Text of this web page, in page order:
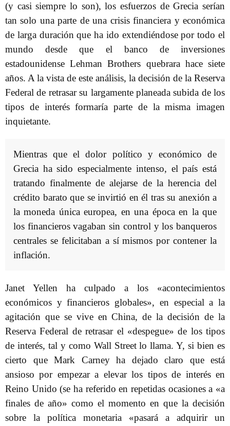
(y casi siempre lo son), los esfuerzos de Grecia serían
tan solo una parte de una crisis financiera y económica
de larga duración que ha ido extendiéndose por todo el
mundo desde que el banco de inversiones
estadounidense Lehman Brothers quebrara hace siete
años. A la vista de este análisis, la decisión de la Reserva
Federal de retrasar su largamente planeada subida de los
tipos de interés formaría parte de la misma imagen
inquietante.
Mientras que el dolor político y económico de
Grecia ha sido especialmente intenso, el país está
tratando finalmente de alejarse de la herencia del
crédito barato que se invirtió en él tras su anexión a
la moneda única europea, en una época en la que
los financieros vagaban sin control y los banqueros
centrales se felicitaban a sí mismos por contener la
inflación.
Janet Yellen ha culpado a los «acontecimientos
económicos y financieros globales», en especial a la
agitación que se vive en China, de la decisión de la
Reserva Federal de retrasar el «despegue» de los tipos
de interés, tal y como Wall Street lo llama. Y, si bien es
cierto que Mark Carney ha dejado claro que está
ansioso por empezar a elevar los tipos de interés en
Reino Unido (se ha referido en repetidas ocasiones a «a
finales de año» como el momento en que la decisión
sobre la política monetaria «pasará a adquirir un